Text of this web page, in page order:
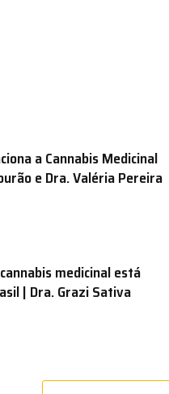
a Cannabis Medicinal
e Dra. Valéria Pereira
medicinal está
| Dra. Grazi Sativa